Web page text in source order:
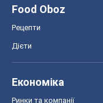
Food Oboz
Рецепти
Дієти
Економіка
Ринки та компанії